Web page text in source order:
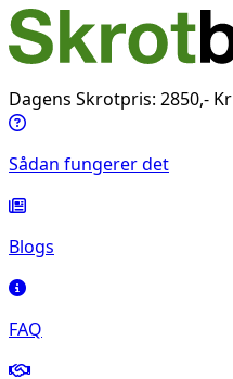
Dagens Skrotpris: 2850,- Kr
Sådan fungerer det
Blogs
FAQ